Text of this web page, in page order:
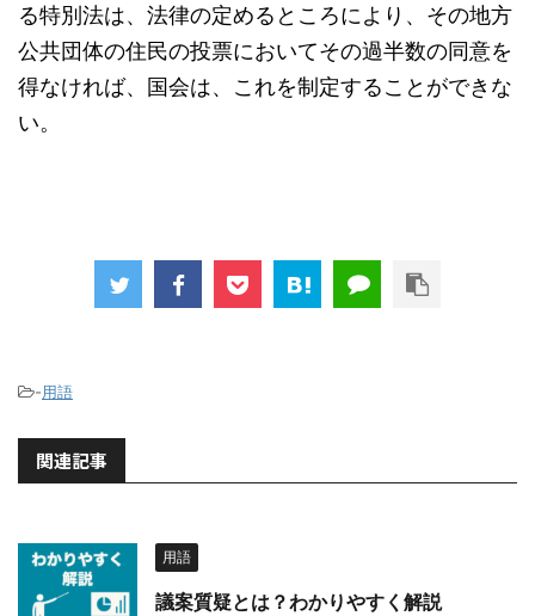
る特別法は、法律の定めるところにより、その地方
公共団体の住民の投票においてその過半数の同意を
得なければ、国会は、これを制定することができな
い。
-用語
関連記事
用語
議案質疑とは？わかりやすく解説